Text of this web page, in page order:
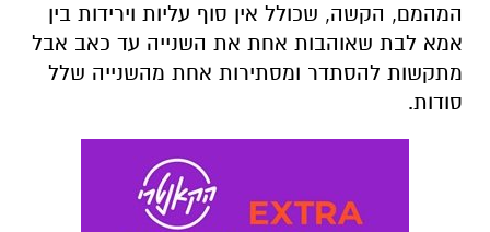
המהמם, הקשה, שכולל אין סוף עליות וירידות בין
אמא לבת שאוהבות אחת את השנייה עד כאב אבל
מתקשות להסתדר ומסתירות אחת מהשנייה שלל
סודות.